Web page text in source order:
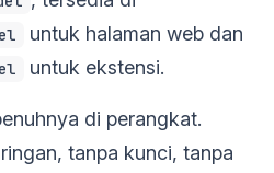
untuk halaman web dan
untuk ekstensi.
di perangkat.
tanpa kunci, tanpa